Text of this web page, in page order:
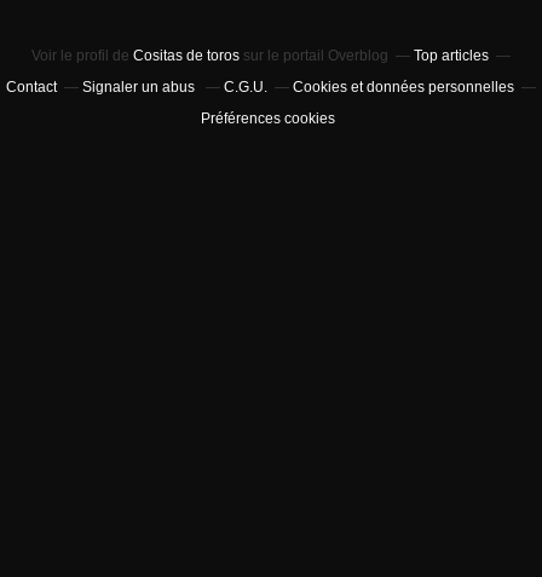
Voir le profil de Cositas de toros sur le portail Overblog
Top articles
Contact
Signaler un abus C.G.U.
Cookies et données personnelles
Préférences cookies